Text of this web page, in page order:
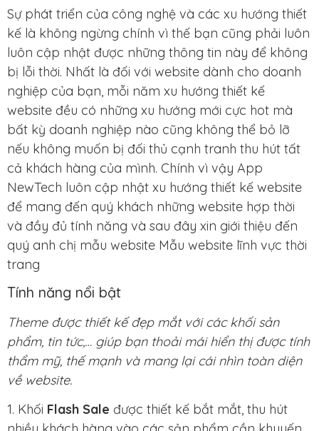
Sự phát triển của công nghệ và các xu hướng thiết
kế là không ngừng chính vì thế bạn cũng phải luôn
luôn cập nhật được những thông tin này để không
bị lỗi thời. Nhất là đối với website dành cho doanh
nghiệp của bạn, mỗi năm xu hướng thiết kế
website đều có những xu hướng mới cực hot mà
bất kỳ doanh nghiệp nào cũng không thể bỏ lỡ
nếu không muốn bị đối thủ cạnh tranh thu hút tất
cả khách hàng của mình. Chính vì vậy App
NewTech luôn cập nhật xu hướng thiết kế website
để mang đến quý khách những website hợp thời
và đầy đủ tính năng và sau đây xin giới thiệu đến
quý anh chị mẫu website Mẫu website lĩnh vực thời
trang
Tính năng nổi bật
Theme được thiết kế đẹp mắt với các khối sản
phẩm, tin tức,… giúp bạn thoải mái hiển thị được tính
thẩm mỹ, thế mạnh và mang lại cái nhìn toàn diện
về website.
1. Khối Flash Sale được thiết kế bắt mắt, thu hút